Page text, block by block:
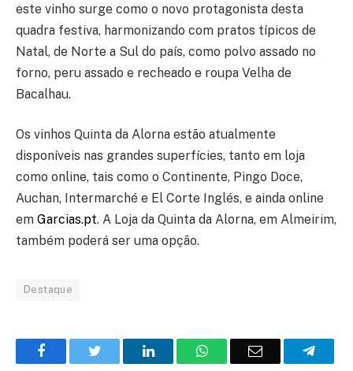
este vinho surge como o novo protagonista desta
quadra festiva, harmonizando com pratos típicos de
Natal, de Norte a Sul do país, como polvo assado no
forno, peru assado e recheado e roupa Velha de
Bacalhau.
Os vinhos Quinta da Alorna estão atualmente
disponíveis nas grandes superfícies, tanto em loja
como online, tais como o Continente, Pingo Doce,
Auchan, Intermarché e El Corte Inglés, e ainda online
em Garcias.pt. A Loja da Quinta da Alorna, em Almeirim,
também poderá ser uma opção.
Destaque
FacebookTwitter
O
WhatsAppE-